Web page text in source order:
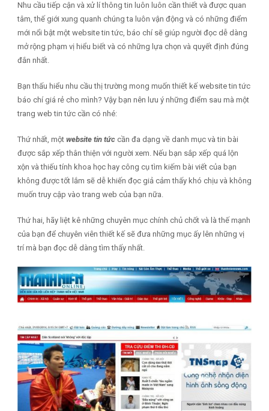
Nhu cầu tiếp cận và xử lí thông tin luôn luôn cần thiết và được quan
tâm, thế giới xung quanh chúng ta luôn vận động và có những điểm
mới nổi bật một website tin tức, báo chí sẽ giúp người đọc dễ dàng
mở rộng phạm vị hiểu biết và có những lựa chọn và quyết định đúng
đắn nhất.
Bạn thấu hiểu nhu cầu thị trường mong muốn thiết kế website tin tức
báo chí giá rẻ cho mình? Vậy bạn nên lưu ý những điểm sau mà một
trang web tin tức cần có nhé:
Thứ nhất, một website tin tứccần đa dạng về danh mục và tin bài
được sắp xếp thân thiện với người xem. Nếu bạn sắp xếp quá lộn
xộn và thiếu tính khoa học hay công cụ tìm kiếm bài viết của bạn
không được tốt lắm sẽ dễ khiến đọc giả cảm thấy khó chịu và không
muốn truy cập vào trang web của bạn nữa.
Thứ hai, hãy liệt kê những chuyên mục chính chủ chốt và là thế mạnh
của bạn để chuyên viên thiết kế sẽ đưa những mục ấy lên những vị
trí mà bạn đọc dễ dàng tìm thấy nhất.